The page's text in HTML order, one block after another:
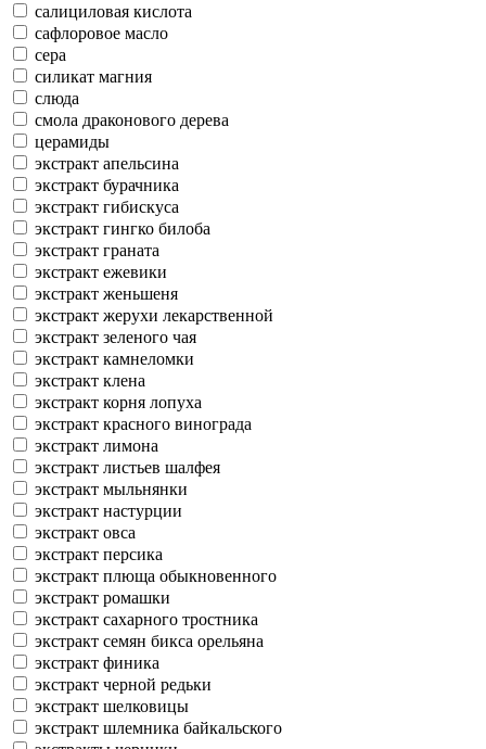
салициловая кислота
сафлоровое масло
сера
силикат магния
слюда
смола драконового дерева
церамиды
экстракт апельсина
экстракт бурачника
экстракт гибискуса
экстракт гингко билоба
экстракт граната
экстракт ежевики
экстракт женьшеня
экстракт жерухи лекарственной
экстракт зеленого чая
экстракт камнеломки
экстракт клена
экстракт корня лопуха
экстракт красного винограда
экстракт лимона
экстракт листьев шалфея
экстракт мыльнянки
экстракт настурции
экстракт овса
экстракт персика
экстракт плюща обыкновенного
экстракт ромашки
экстракт сахарного тростника
экстракт семян бикса орельяна
экстракт финика
экстракт черной редьки
экстракт шелковицы
экстракт шлемника байкальского